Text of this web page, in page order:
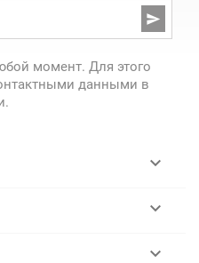

момент. Для этого
данными в


